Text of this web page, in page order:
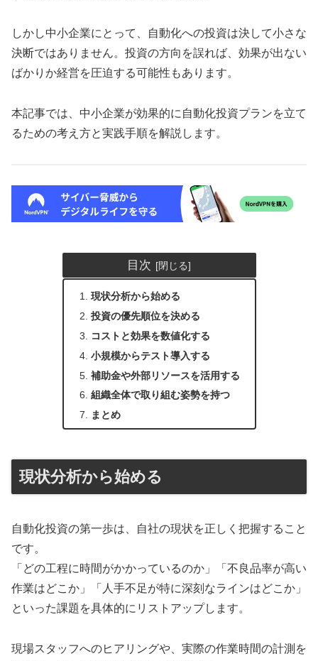
しかし中小企業にとって、自動化への投資は決して小さな
決断ではありません。投資の方向を誤れば、効果が出ない
ばかりか経営を圧迫する可能性もあります。
本記事では、中小企業が効果的に自動化投資プランを立て
るための考え方と実践手順を解説します。
目次
現状分析から始める
投資の優先順位を決める
コストと効果を数値化する
小規模からテスト導入する
補助金や外部リソースを活用する
組織全体で取り組む姿勢を持つ
まとめ
現状分析から始める
自動化投資の第一歩は、自社の現状を正しく把握すること
です。
「どの工程に時間がかかっているのか」「不良品率が高い
作業はどこか」「人手不足が特に深刻なラインはどこか」
といった課題を具体的にリストアップします。
現場スタッフへのヒアリングや、実際の作業時間の計測を